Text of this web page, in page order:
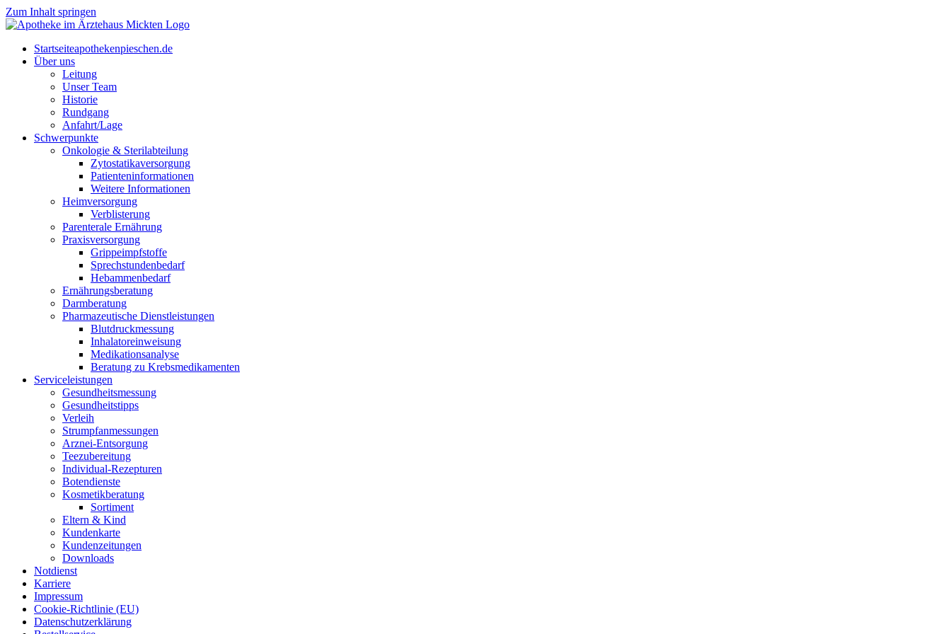
Zum Inhalt springen
Start­sei­teapothekenpieschen.de
Über uns
Lei­tung
Unser Team
His­to­rie
Rund­gang
Anfahrt/Lage
Schwer­punk­te
Onkologie & Sterilabteilung
Zyto­sta­ti­ka­ver­sor­gung
Pati­en­ten­in­for­ma­tio­nen
Wei­te­re Informationen
Heim­ver­sor­gung
Ver­blis­te­rung
Par­en­te­r­ale Ernährung
Pra­xis­ver­sor­gung
Grip­pe­impf­stof­fe
Sprech­stun­den­be­darf
Heb­am­men­be­darf
Ernäh­rungs­be­ra­tung
Darm­be­ra­tung
Phar­ma­zeu­ti­sche Dienstleistungen
Blut­druck­mes­sung
Inha­la­tor­ein­wei­sung
Medi­ka­ti­ons­ana­ly­se
Bera­tung zu Krebsmedikamenten
Ser­vice­leis­tun­gen
Gesund­heits­mes­sung
Gesund­heits­tipps
Ver­leih
Strumpfan­mes­sun­gen
Arz­n­ei-Ent­­sor­­gung
Tee­zu­be­rei­tung
Indi­­vi­­du­al-Rezep­­tu­­ren
Boten­diens­te
Kos­me­tik­be­ra­tung
Sor­ti­ment
Eltern & Kind
Kun­den­kar­te
Kun­den­zei­tun­gen
Down­loads
Not­dienst
Kar­rie­re
Impres­sum
Coo­kie-Rich­t­­li­­nie (EU)
Datenschutz­erklärung